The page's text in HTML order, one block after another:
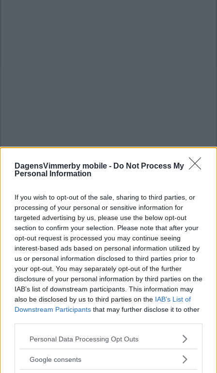
DagensVimmerby mobile - Do Not Process My
Personal Information
If you wish to opt-out of the sale, sharing to third parties, or
processing of your personal or sensitive information for
targeted advertising by us, please use the below opt-out
section to confirm your selection. Please note that after your
opt-out request is processed you may continue seeing
interest-based ads based on personal information utilized by
us or personal information disclosed to third parties prior to
your opt-out. You may separately opt-out of the further
disclosure of your personal information by third parties on the
IAB’s list of downstream participants. This information may
also be disclosed by us to third parties on the IAB’s List of
Downstream Participants that may further disclose it to other
Please note that this website/app uses one or more Google
not limited to your visit or usage behaviour. You may click to
Personal Data Processing Opt Outs
Google consents